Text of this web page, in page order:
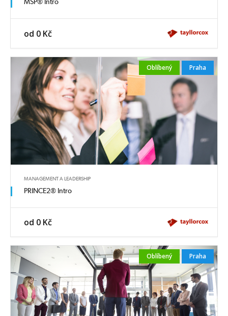
od 0 Kč
Oblíbený Praha
MANAGEMENT A LEADERSHIP
PRINCE2® Intro
od 0 Kč
Oblíbený Praha